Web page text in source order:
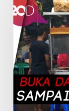
Nikmat!
Angkringan
Sampai
Risol
Pedas
di
Kawasan
Blok
M